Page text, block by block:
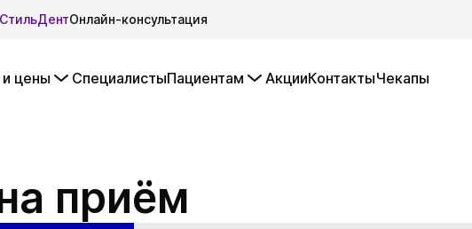
Онлайн-консультация
и цены СпециалистыПациентам АкцииКонтактыЧекапы
приём